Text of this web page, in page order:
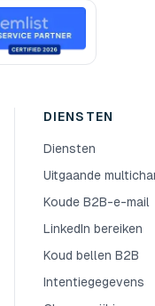
DIENSTEN
Diensten
Uitgaande
Koude B2B-e-mail
LinkedIn bereiken
Koud bellen B2B
Intentiegegevens